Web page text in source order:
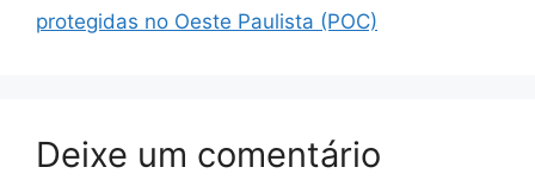
protegidas no Oeste Paulista (POC)
Deixe um comentário